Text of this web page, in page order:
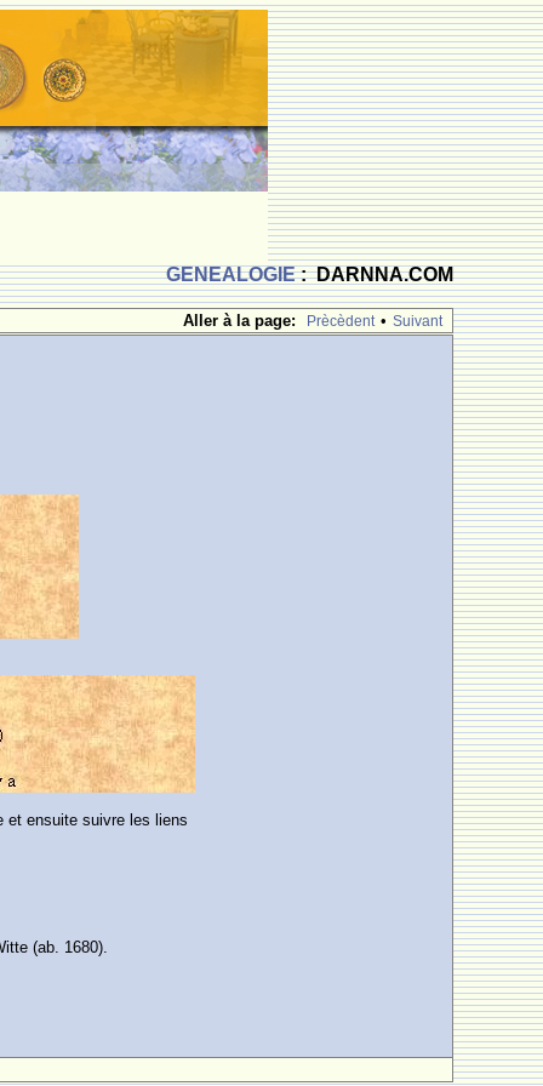
GENEALOGIE: DARNNA.COM
Aller à la page:
Prècèdent • Suivant
et ensuite suivre les liens
(ab. 1680).